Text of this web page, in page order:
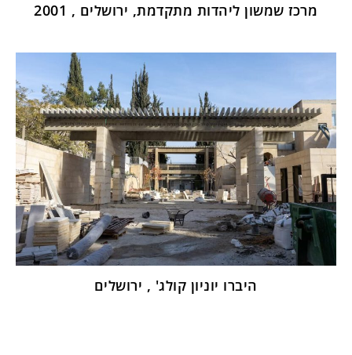
מרכז שמשון ליהדות מתקדמת, ירושלים , 2001
היברו יוניון קולג' , ירושלים